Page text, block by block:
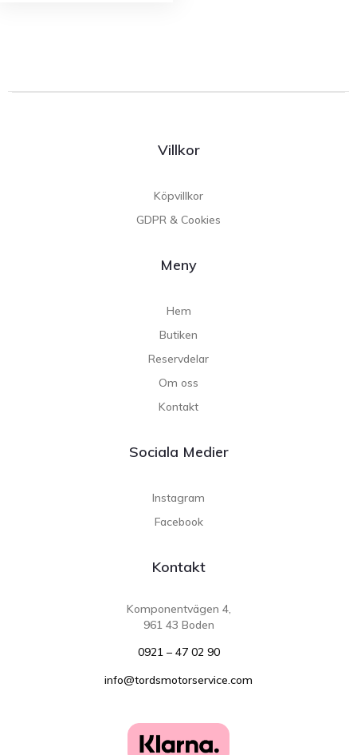
Villkor
Köpvillkor
GDPR & Cookies
Meny
Hem
Butiken
Reservdelar
Om oss
Kontakt
Sociala Medier
Instagram
Facebook
Kontakt
Komponentvägen 4,
961 43 Boden
0921 – 47 02 90
info@tordsmotorservice.com